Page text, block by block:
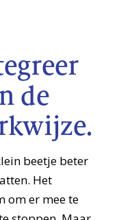
de
beetje beter
Het
om er mee te